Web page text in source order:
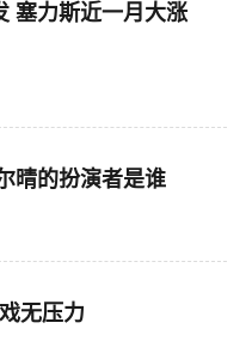
塞力斯近一月大涨
晴的扮演者是谁
无压力